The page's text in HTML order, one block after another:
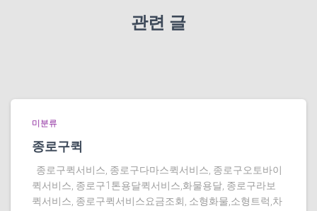
관련 글
미분류
종로구퀵
종로구퀵서비스, 종로구다마스퀵서비스, 종로구오토바이
퀵서비스, 종로구1톤용달퀵서비스,화물용달, 종로구라보
퀵서비스, 종로구퀵서비스요금조회, 소형화물,소형트럭,차